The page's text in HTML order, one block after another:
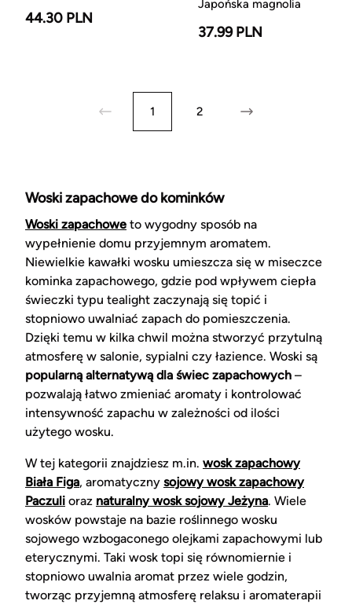
44.30 PLN
Japońska magnolia
37.99 PLN
1 2
Woski zapachowe do kominków
Woski zapachowe to wygodny sposób na
wypełnienie domu przyjemnym aromatem.
Niewielkie kawałki wosku umieszcza się w miseczce
kominka zapachowego, gdzie pod wpływem ciepła
świeczki typu tealight zaczynają się topić i
stopniowo uwalniać zapach do pomieszczenia.
Dzięki temu w kilka chwil można stworzyć przytulną
atmosferę w salonie, sypialni czy łazience. Woski są
popularną alternatywą dla świec zapachowych –
pozwalają łatwo zmieniać aromaty i kontrolować
intensywność zapachu w zależności od ilości
użytego wosku.
W tej kategorii znajdziesz m.in. wosk zapachowy
Biała Figa, aromatyczny sojowy wosk zapachowy
Paczuli oraz naturalny wosk sojowy Jeżyna. Wiele
wosków powstaje na bazie roślinnego wosku
sojowego wzbogaconego olejkami zapachowymi lub
eterycznymi. Taki wosk topi się równomiernie i
stopniowo uwalnia aromat przez wiele godzin,
tworząc przyjemną atmosferę relaksu i aromaterapii